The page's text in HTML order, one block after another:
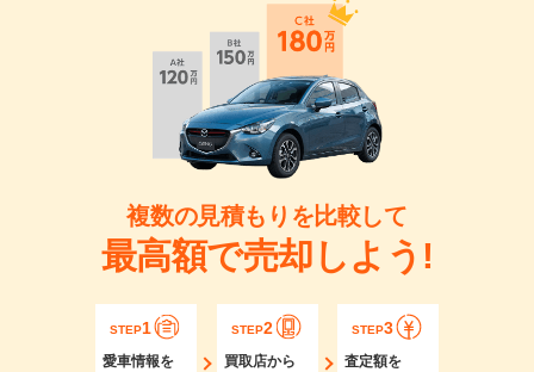
複数の見積もりを比較して
最高額で売却しよう!
STEP1
愛車情報を
STEP2
買取店から
STEP3
査定額を